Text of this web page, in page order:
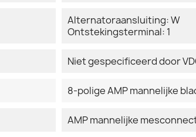
Alternatoraansluiting: W
Ontstekingsterminal: 1
Niet gespecificeerd door
8-polige AMP mannelijke
AMP mannelijke